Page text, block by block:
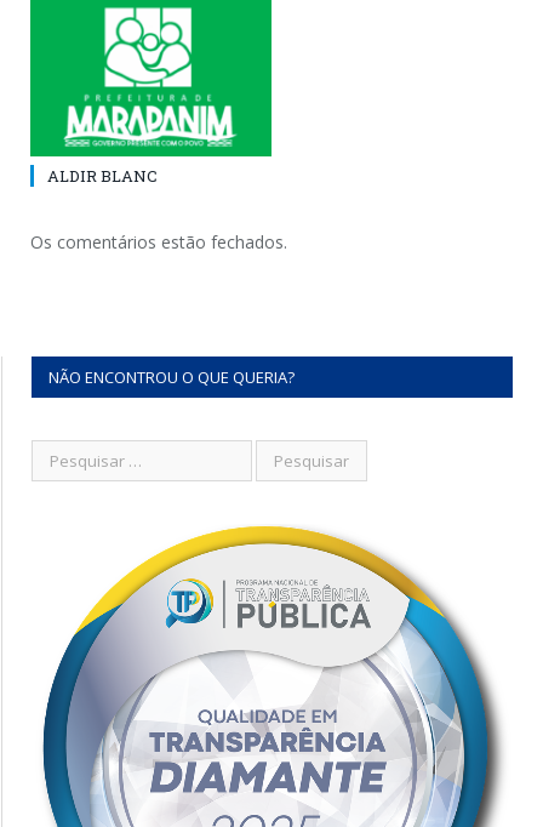
ALDIR BLANC
Os comentários estão fechados.
NÃO ENCONTROU O QUE QUERIA?